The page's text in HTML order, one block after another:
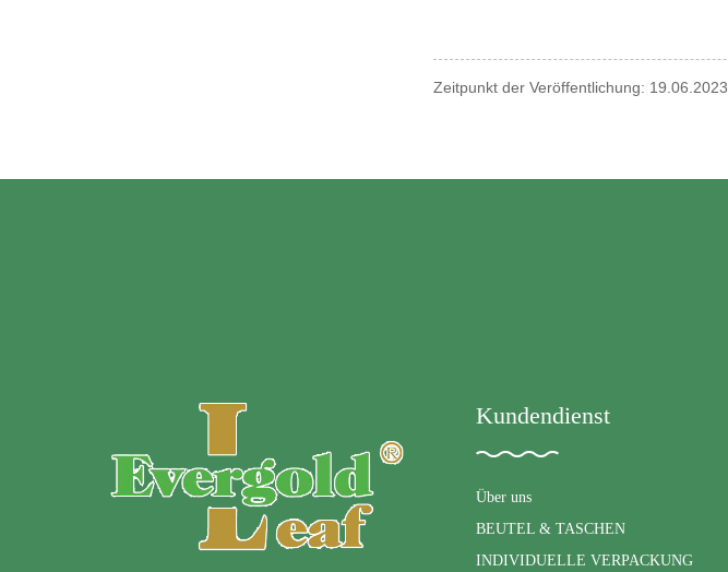
Zeitpunkt der Veröffentlichung: 19.06.2023
Kundendienst
Über uns
BEUTEL & TASCHEN
INDIVIDUELLE VERPACKUNG